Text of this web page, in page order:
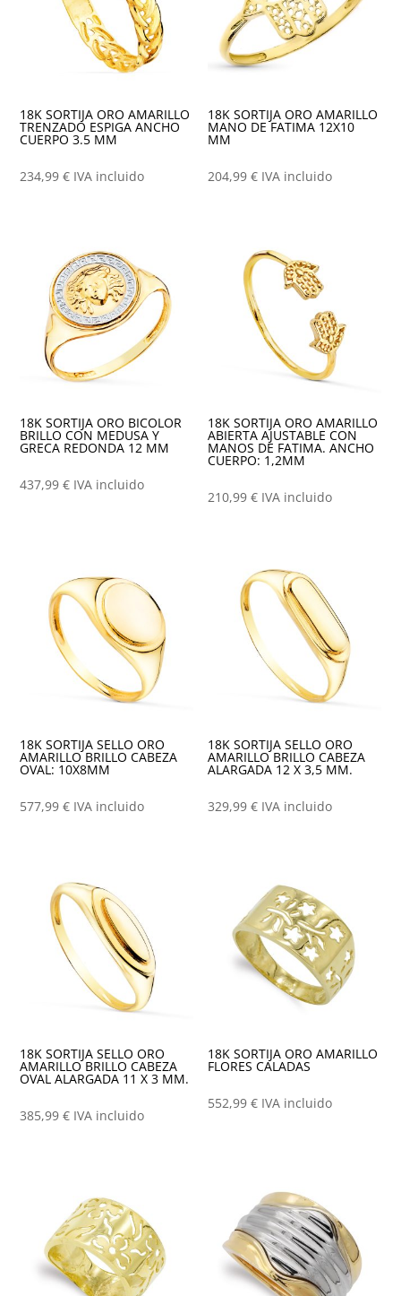
18K SORTIJA ORO AMARILLO
TRENZADO ESPIGA ANCHO
CUERPO 3.5 MM
234,99€ IVA incluido
18K SORTIJA ORO AMARILLO
MANO DE FATIMA 12X10
MM
204,99€ IVA incluido
18K SORTIJA ORO BICOLOR
BRILLO CON MEDUSA Y
GRECA REDONDA 12 MM
437,99€ IVA incluido
18K SORTIJA ORO AMARILLO
ABIERTA AJUSTABLE CON
MANOS DE FATIMA. ANCHO
CUERPO: 1,2MM
210,99€ IVA incluido
18K SORTIJA SELLO ORO
AMARILLO BRILLO CABEZA
OVAL: 10X8MM
577,99€ IVA incluido
18K SORTIJA SELLO ORO
AMARILLO BRILLO CABEZA
ALARGADA 12 X 3,5 MM.
329,99€ IVA incluido
18K SORTIJA SELLO ORO
AMARILLO BRILLO CABEZA
OVAL ALARGADA 11 X 3 MM.
385,99€ IVA incluido
18K SORTIJA ORO AMARILLO
FLORES CALADAS
552,99€ IVA incluido